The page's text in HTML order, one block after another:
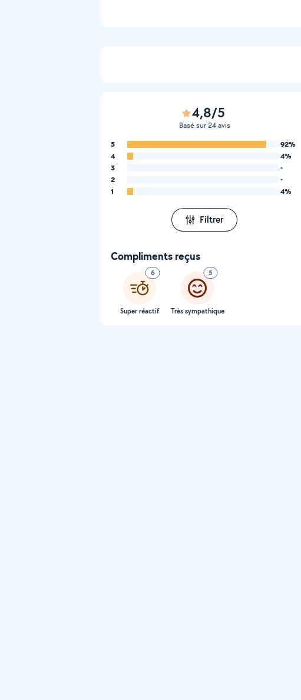
4,8/5
Basé sur 24 avis
5
92%
4
4%
3
-
2
-
1
4%
Filtrer
Compliments reçus
6
Super réactif
5
Très sympathique